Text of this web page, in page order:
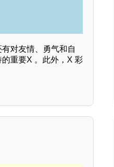
对友情、勇气和自
重要X 。此外，X 彩